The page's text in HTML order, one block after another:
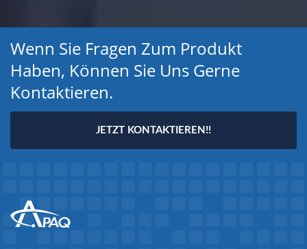
Wenn Sie Fragen Zum Produkt
Haben, Können Sie Uns Gerne
Kontaktieren.
JETZT KONTAKTIEREN!!